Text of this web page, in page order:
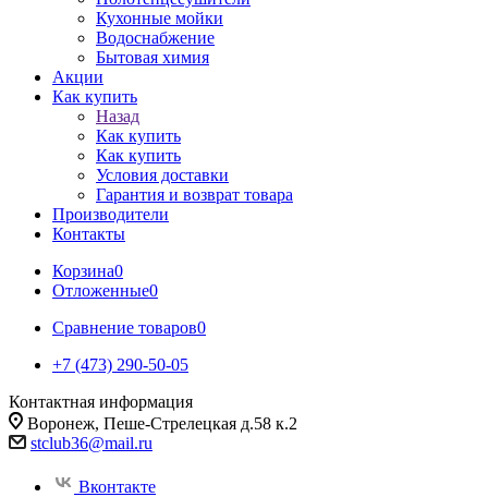
Кухонные мойки
Водоснабжение
Бытовая химия
Акции
Как купить
Назад
Как купить
Как купить
Условия доставки
Гарантия и возврат товара
Производители
Контакты
Корзина0
Отложенные0
Сравнение товаров0
+7 (473) 290-50-05
Контактная информация
Воронеж, Пеше-Стрелецкая д.58 к.2
stclub36@mail.ru
Вконтакте